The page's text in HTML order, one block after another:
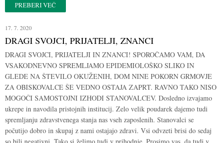
PREBERI VEČ
17. 7. 2020
DRAGI SVOJCI, PRIJATELJI, ZNANCI
DRAGI SVOJCI, PRIJATELJI IN ZNANCI! SPOROČAMO VAM, DA
VSAKODNEVNO SPREMLJAMO EPIDEMIOLOŠKO SLIKO IN
GLEDE NA ŠTEVILO OKUŽENIH, DOM NINE POKORN GRMOVJE
ZA OBISKOVALCE ŠE VEDNO OSTAJA ZAPRT. RAVNO TAKO NISO
MOGOČI SAMOSTOJNI IZHODI STANOVALCEV. Dosledno izvajamo
ukrepe in navodila pristojnih institucij. Zelo velik poudarek dajemo tudi
spremljanju zdravstvenega stanja nas vseh zaposlenih. Stanovalci se
počutijo dobro in skupaj z nami ostajajo zdravi. Vsi odvzeti brisi do sedaj